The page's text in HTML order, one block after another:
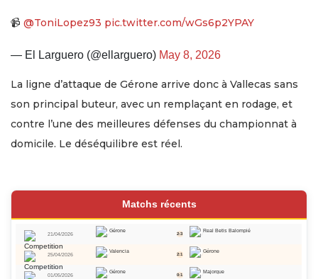
📹 @ToniLopez93 pic.twitter.com/wGs6p2YPAY
— El Larguero (@ellarguero) May 8, 2026
La ligne d’attaque de Gérone arrive donc à Vallecas sans
son principal buteur, avec un remplaçant en rodage, et
contre l’une des meilleures défenses du championnat à
domicile. Le déséquilibre est réel.
Matchs récents
21/04/2026
Gérone 2:3 Real Betis Balompié
25/04/2026
Valencia 2:1 Gérone
01/05/2026
Gérone 0:1 Majorque